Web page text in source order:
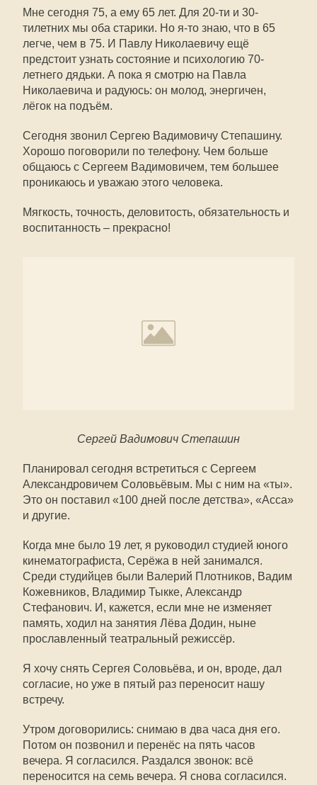
Мне сегодня 75, а ему 65 лет. Для 20-ти и 30-
тилетних мы оба старики. Но я-то знаю, что в 65
легче, чем в 75. И Павлу Николаевичу ещё
предстоит узнать состояние и психологию 70-
летнего дядьки. А пока я смотрю на Павла
Николаевича и радуюсь: он молод, энергичен,
лёгок на подъём.
Сегодня звонил Сергею Вадимовичу Степашину.
Хорошо поговорили по телефону. Чем больше
общаюсь с Сергеем Вадимовичем, тем большее
проникаюсь и уважаю этого человека.
Мягкость, точность, деловитость, обязательность и
воспитанность – прекрасно!
Сергей Вадимович Степашин
Планировал сегодня встретиться с Сергеем
Александровичем Соловьёвым. Мы с ним на «ты».
Это он поставил «100 дней после детства», «Асса»
и другие.
Когда мне было 19 лет, я руководил студией юного
кинематографиста, Серёжа в ней занимался.
Среди студийцев были Валерий Плотников, Вадим
Кожевников, Владимир Тыкке, Александр
Стефанович. И, кажется, если мне не изменяет
память, ходил на занятия Лёва Додин, ныне
прославленный театральный режиссёр.
Я хочу снять Сергея Соловьёва, и он, вроде, дал
согласие, но уже в пятый раз переносит нашу
встречу.
Утром договорились: снимаю в два часа дня его.
Потом он позвонил и перенёс на пять часов
вечера. Я согласился. Раздался звонок: всё
переносится на семь вечера. Я снова согласился.